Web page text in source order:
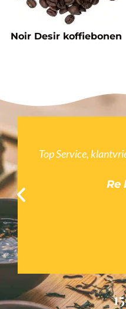
Noir Desir koffiebonen
Heerlijke thee en